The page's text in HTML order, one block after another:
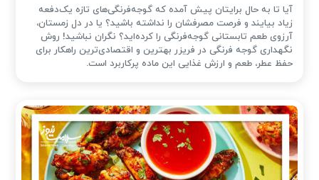
آیا تا به حال برایتان پیش آمده که گوجه‌فرنگی‌های تازه یک‌دفعه
زیاد بیایند و فرصت مصرفشان را نداشته باشید؟ یا در دل زمستان،
آرزوی طعم تابستانی گوجه‌فرنگی را کرده‌اید؟ نگران نباشید! روش
نگهداری گوجه فرنگی در فریزر بهترین و اقتصادی‌ترین راهکار برای
حفظ عطر، طعم و ارزش غذایی این ماده پرکاربرد است.